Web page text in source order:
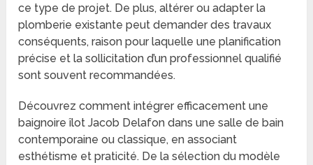
ce type de projet. De plus, altérer ou adapter la
plomberie existante peut demander des travaux
conséquents, raison pour laquelle une planification
précise et la sollicitation d’un professionnel qualifié
sont souvent recommandées.
Découvrez comment intégrer efficacement une
baignoire îlot Jacob Delafon dans une salle de bain
contemporaine ou classique, en associant
esthétisme et praticité. De la sélection du modèle